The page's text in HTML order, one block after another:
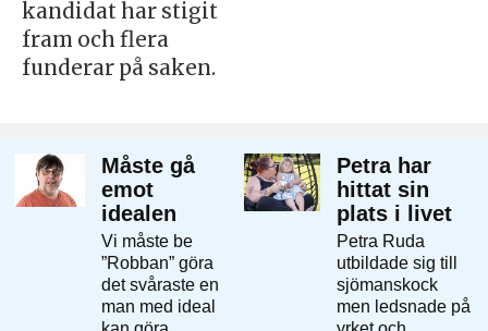
kandidat har stigit
fram och flera
funderar på saken.